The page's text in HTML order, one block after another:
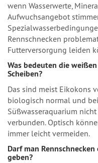
wenn Wasserwerte,
Aufwuchsangebot
Rennschnecken
Futterversorgung leiden
Was bedeuten die
Scheiben?
Das sind meist Eikokons
biologisch normal und
Süßwasseraquarium
verbunden. Optisch
immer leicht vermeiden.
Darf man
geben?